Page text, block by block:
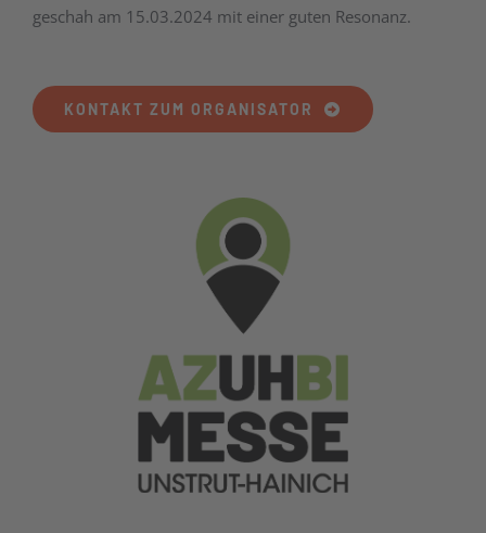
geschah am 15.03.2024 mit einer guten Resonanz.
KONTAKT ZUM ORGANISATOR